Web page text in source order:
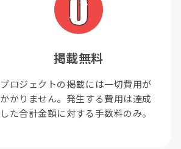
掲載無料
プロジェクトの掲載には一切費用が
かかりません。発生する費用は達成
した合計金額に対する手数料のみ。